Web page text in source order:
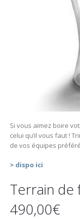
Si vous aimez boire
celui qu’il vous faut !
de vos équipes
> dispo ici
Terrain de
490,00€